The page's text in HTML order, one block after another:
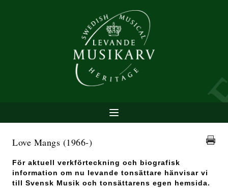
Love Mangs (1966-)
För aktuell verkförteckning och biografisk
information om nu levande tonsättare hänvisar vi
till Svensk Musik och tonsättarens egen hemsida.